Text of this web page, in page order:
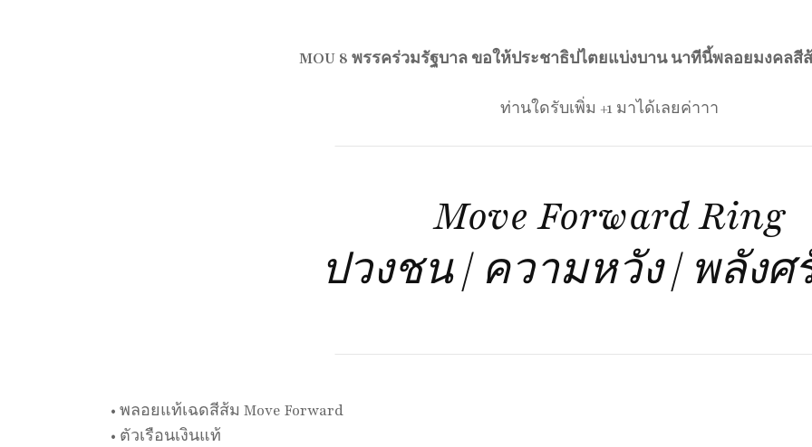
MOU 8 พรรคร่วมรัฐบาล ขอให้ประชาธิปไตยแบ่งบานนาทีนี้พลอยมงคลสี
ท่านใดรับเพิ่ม +1 มาได้เลยค่าาา
Move Forward Ring
ปวงชน | ความหวัง | พลังศ
• พลอยแท้เฉดสีส้ม Move Forward
• ตัวเรือนเงินแท้